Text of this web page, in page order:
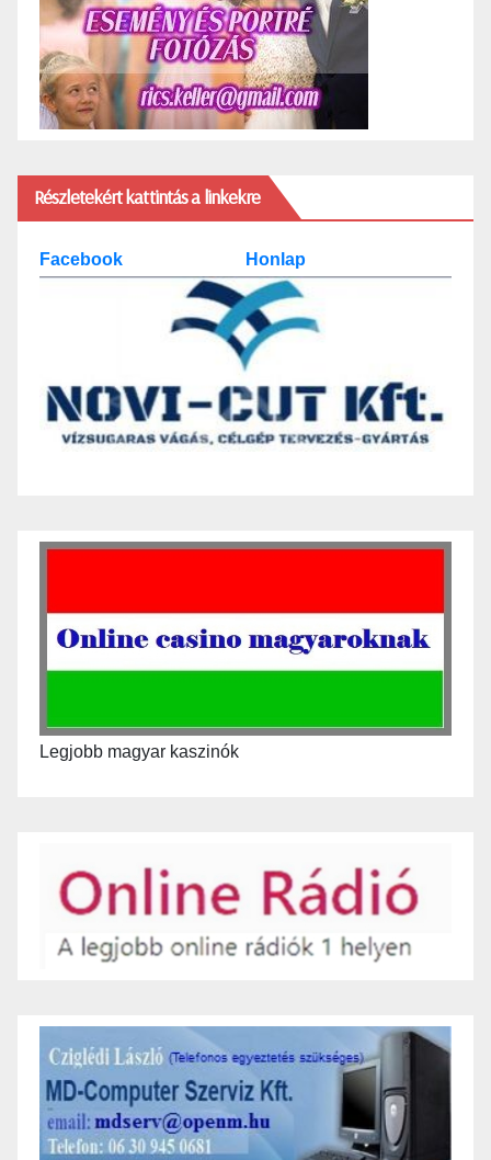
Részletekért kattintás a linkekre
Facebook Honlap
Legjobb magyar kaszinók